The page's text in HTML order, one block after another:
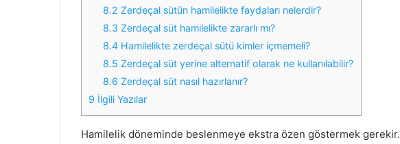
8.2 Zerdeçal sütün hamilelikte faydaları nelerdir?
8.3 Zerdeçal süt hamilelikte zararlı mı?
8.4 Hamilelikte zerdeçal sütü kimler içmemeli?
8.5 Zerdeçal süt yerine alternatif olarak ne kullanılabilir?
8.6 Zerdeçal süt nasıl hazırlanır?
9 İlgili Yazılar
Hamilelik döneminde beslenmeye ekstra özen göstermek gerekir.